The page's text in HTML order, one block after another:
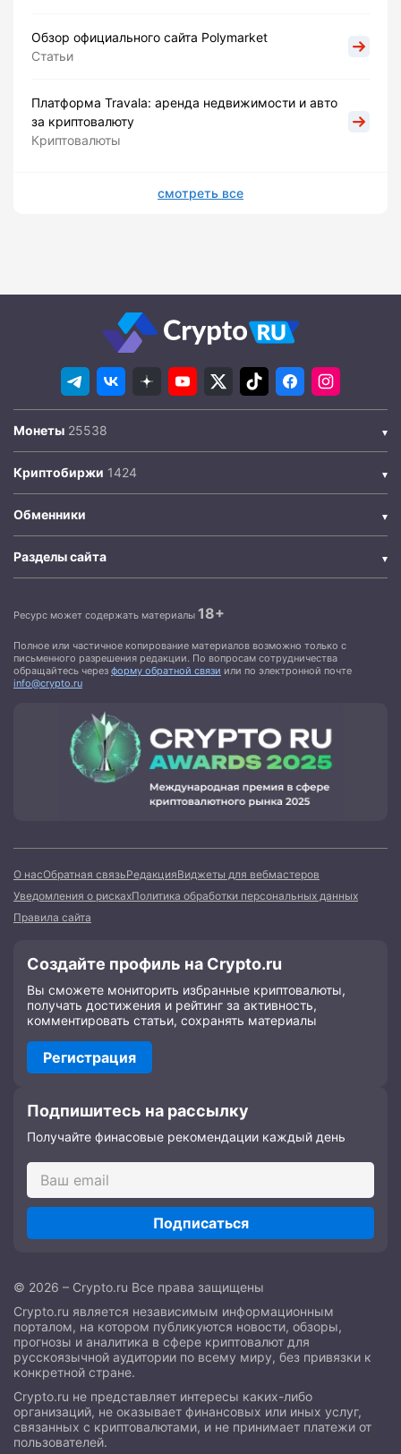
Обзор официального сайта Polymarket
Статьи
Платформа Travala: аренда недвижимости и авто
за криптовалюту
Криптовалюты
смотреть все
Монеты
Криптобиржи
Обменники
Разделы сайта
Ресурс может содержать материалы 18+
Полное или частичное копирование материалов возможно только с
письменного разрешения редакции. По вопросам сотрудничества
обращайтесь через форму обратной связи или по электронной почте
info@crypto.ru
О насОбратная связьРедакцияВиджеты для вебмастеров
Уведомления о рискахПолитика обработки персональных данных
Правила сайта
Создайте профиль на Crypto.ru
Вы сможете мониторить избранные криптовалюты,
получать достижения и рейтинг за активность,
комментировать статьи, сохранять материалы
Регистрация
Подпишитесь на рассылку
Получайте финасовые рекомендации каждый день
Подписаться
© 2026 – Crypto.ru Все права защищены
Crypto.ru является независимым информационным
порталом, на котором публикуются новости, обзоры,
прогнозы и аналитика в сфере криптовалют для
русскоязычной аудитории по всему миру, без привязки к
конкретной стране.
Crypto.ru не представляет интересы каких-либо
организаций, не оказывает финансовых или иных услуг,
связанных с криптовалютами, и не принимает платежи от
пользователей.